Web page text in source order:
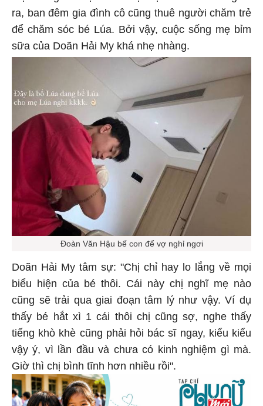
ra, ban đêm gia đình cô cũng thuê người chăm trẻ
để chăm sóc bé Lúa. Bởi vậy, cuộc sống mẹ bỉm
sữa của Doãn Hải My khá nhẹ nhàng.
Đoàn Văn Hậu bế con để vợ nghỉ ngơi
Doãn Hải My tâm sự: "Chị chỉ hay lo lắng về mọi
biểu hiện của bé thôi. Cái này chị nghĩ mẹ nào
cũng sẽ trải qua giai đoạn tâm lý như vậy. Ví dụ
thấy bé hắt xì 1 cái thôi chị cũng sợ, nghe thấy
tiếng khò khè cũng phải hỏi bác sĩ ngay, kiểu kiểu
vậy ý, vì lần đầu và chưa có kinh nghiệm gì mà.
Giờ thì chị bình tĩnh hơn nhiều rồi".